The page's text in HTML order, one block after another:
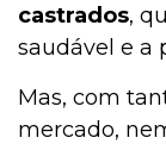
castrados,
saudável e a
Mas, com
mercado,